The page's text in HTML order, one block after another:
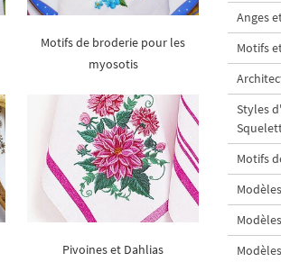
Motifs de broderie pour les
myosotis
Pivoines et Dahlias
Anges
Motifs
Styles
Motifs